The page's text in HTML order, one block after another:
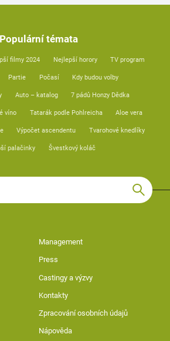
Populární témata
filmy 2024 Nejlepší horory TV program
Partie Počasí Kdy budou volby
Auto – katalog 7 pádů Honzy Dědka
víno Tatarák podle Pohlreicha Aloe vera
Výpočet ascendentu Tvarohové knedlíky
palačinky Švestkový koláč
Management
Press
Castingy a výzvy
Kontakty
Zpracování osobních údajů
Nápověda